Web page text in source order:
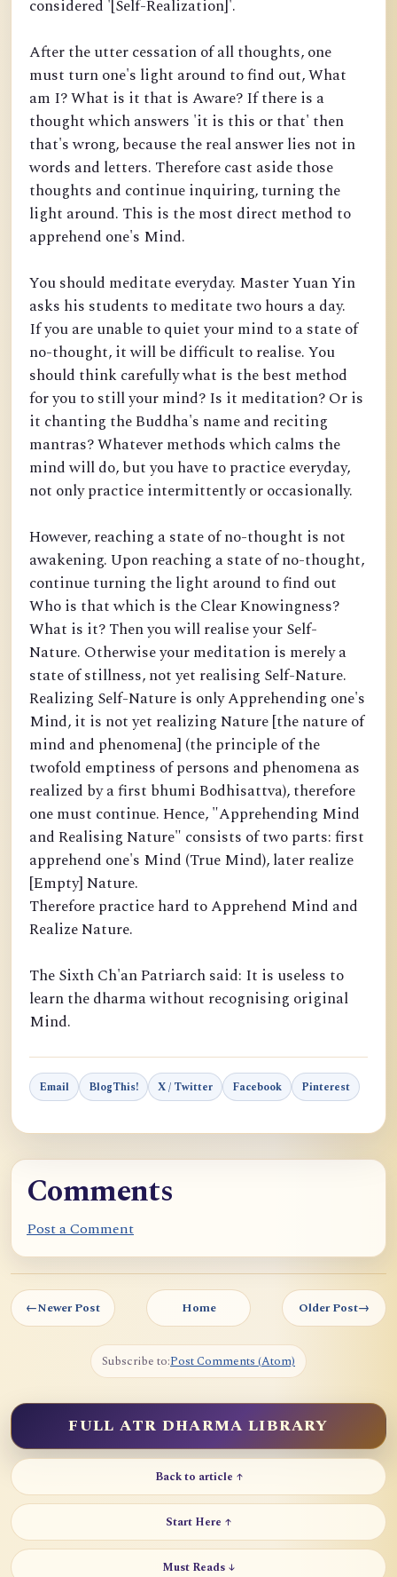
considered '[Self-Realization]'.
After the utter cessation of all thoughts, one
must turn one's light around to find out, What
am I? What is it that is Aware? If there is a
thought which answers 'it is this or that' then
that's wrong, because the real answer lies not in
words and letters. Therefore cast aside those
thoughts and continue inquiring, turning the
light around. This is the most direct method to
apprehend one's Mind.
You should meditate everyday. Master Yuan Yin
asks his students to meditate two hours a day.
If you are unable to quiet your mind to a state of
no-thought, it will be difficult to realise. You
should think carefully what is the best method
for you to still your mind? Is it meditation? Or is
it chanting the Buddha's name and reciting
mantras? Whatever methods which calms the
mind will do, but you have to practice everyday,
not only practice intermittently or occasionally.
However, reaching a state of no-thought is not
awakening. Upon reaching a state of no-thought,
continue turning the light around to find out
Who is that which is the Clear Knowingness?
What is it? Then you will realise your Self-
Nature. Otherwise your meditation is merely a
state of stillness, not yet realising Self-Nature.
Realizing Self-Nature is only Apprehending one's
Mind, it is not yet realizing Nature [the nature of
mind and phenomena] (the principle of the
twofold emptiness of persons and phenomena as
realized by a first bhumi Bodhisattva), therefore
one must continue. Hence, "Apprehending Mind
and Realising Nature" consists of two parts: first
apprehend one's Mind (True Mind), later realize
[Empty] Nature.
Therefore practice hard to Apprehend Mind and
Realize Nature.
The Sixth Ch'an Patriarch said: It is useless to
learn the dharma without recognising original
Mind.
Email BlogThis! X / Twitter Facebook Pinterest
Comments
Post a Comment
←Newer Post Home Older Post→
Subscribe to:Post Comments (Atom)
FULL ATR DHARMA LIBRARY
Back to article ↑
Start Here ↑
Must Reads ↓